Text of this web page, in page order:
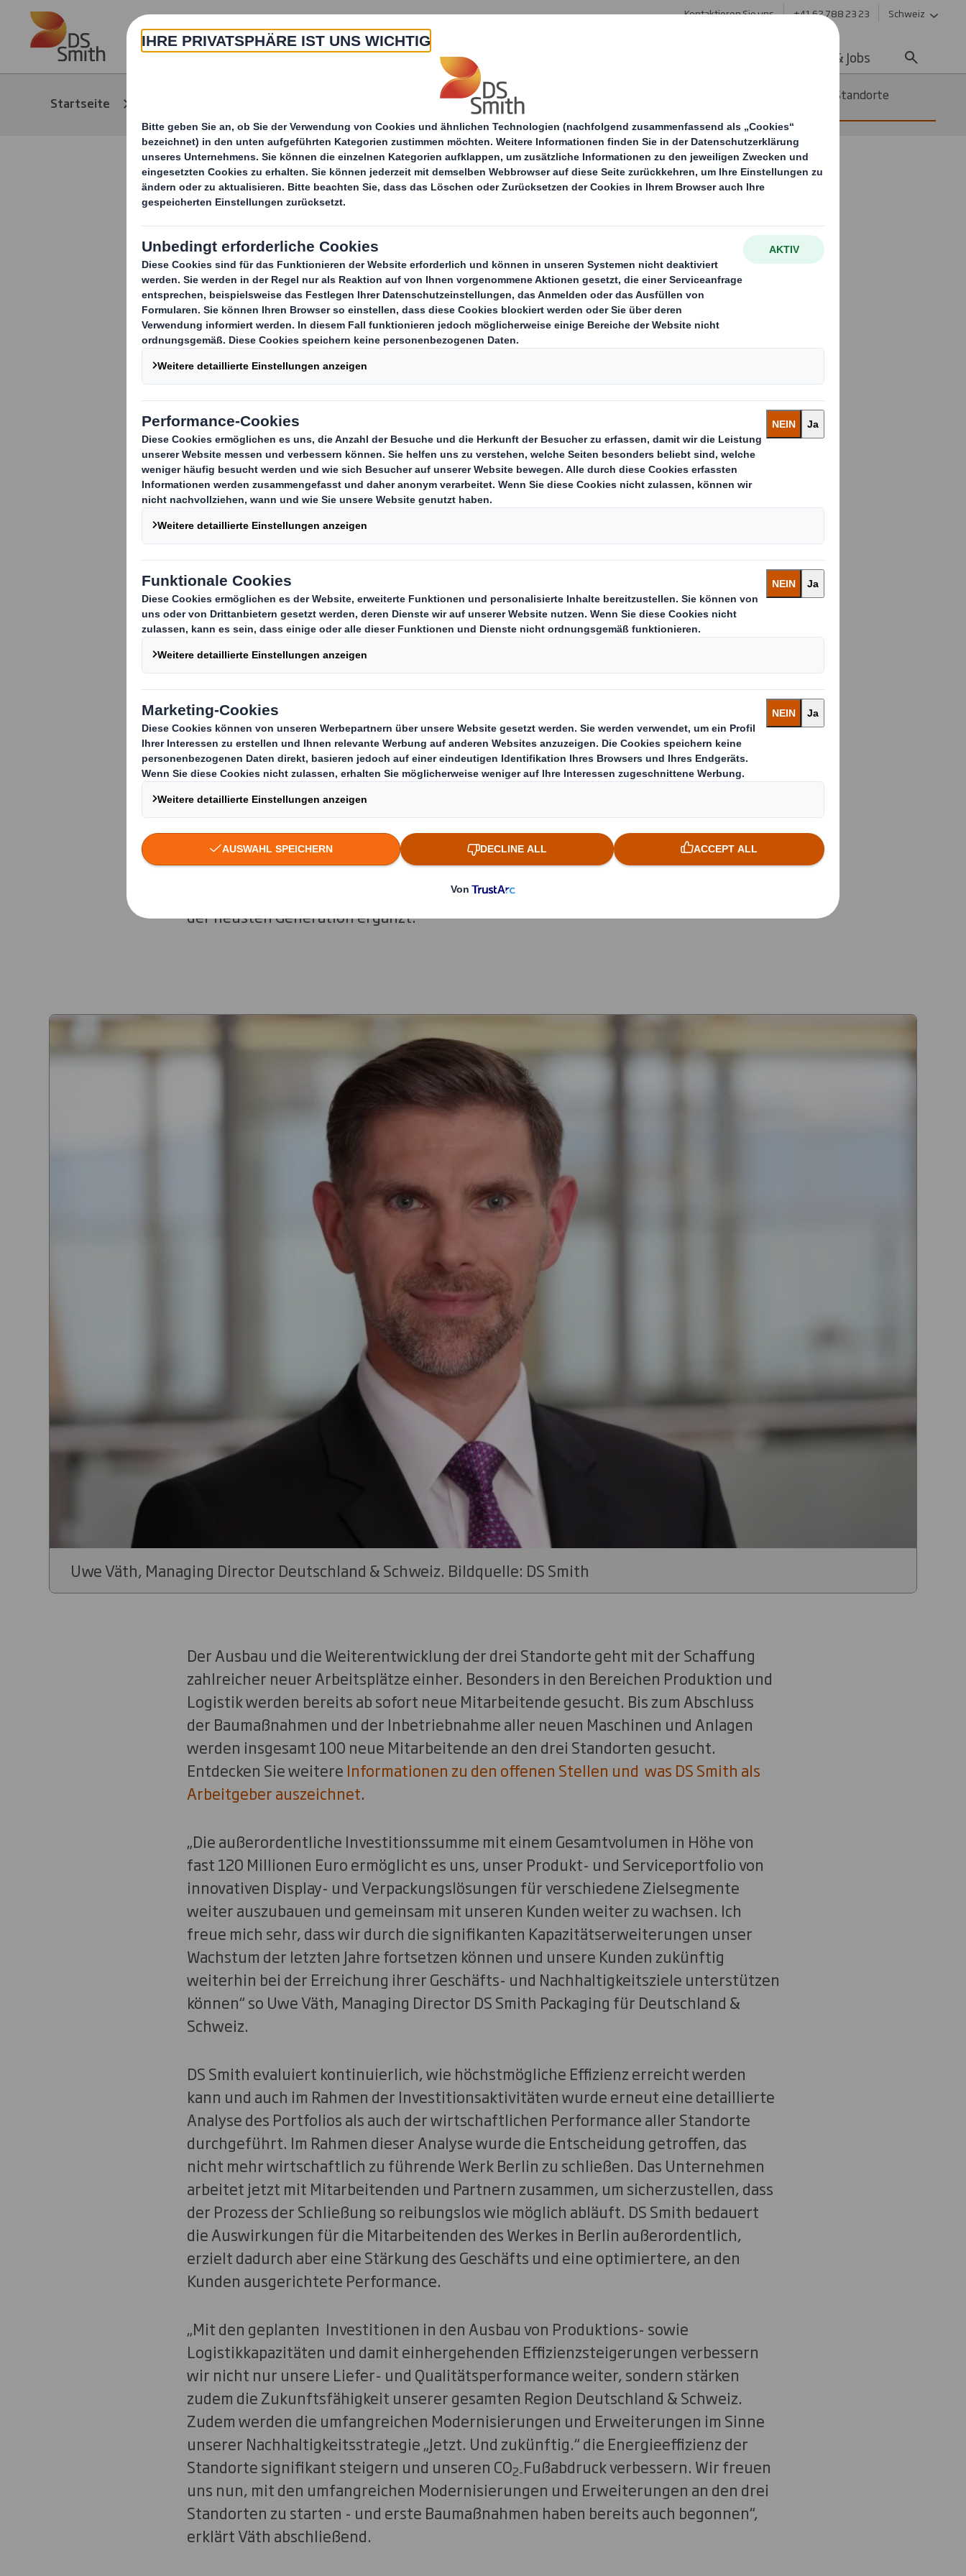
Skip to main content Kontaktieren Sie uns +41 62 788 23 23 Schweiz
Über Uns Produkte & Service Karriere & Jobs
Startseite
DS Smith kündigt großes Investitionspaket von 120 Millionen Euro für die Standorte
Nördlingen, Arenshausen und Arnstadt an
DS Smith kündigt großes
Investitionspaket von 120 Millionen Euro
für die Standorte Nördlingen,
Arenshausen und Arnstadt an
DS Smith, der führende Anbieter nachhaltiger, faserbasierter
Verpackungen, beschließt umfangreiche Investitionen in seine
drei Standorte Nördlingen in Bayern sowie Arenshausen und
Arnstadt in Thüringen. Insgesamt werden fast 120 Millionen
Euro in den Ausbau und die Modernisierung der drei Werke
fließen.
Um der steigenden Nachfrage nach nachhaltigen, kreislauffähigen
Verpackungslösungen gerecht zu werden, stehen Kapazitätserweiterungen im
Mittelpunkt der Investitionen. So wird beispielweise der Standort Nördlingen, in den
mit mehr als 75 Millionen Euro ein Großteil der Investitionssume fließt, unter
anderem um eine zusätzliche, hochmoderne Wellpappenanlage und ein vollständig
automatisiertes Hochregallager erweitert. Die Standorte Arenshausen und Arnstadt
werden mit Investitionssummen von 34 Millionen Euro beziehungsweise 9 Millionen
Euro ebenfalls erheblich modernisiert und um zahlreiche Verarbeitungsmaschinen
der neusten Generation ergänzt.
Uwe Väth, Managing Director Deutschland & Schweiz. Bildquelle: DS Smith
Der Ausbau und die Weiterentwicklung der drei Standorte geht mit der Schaffung
zahlreicher neuer Arbeitsplätze einher. Besonders in den Bereichen Produktion und
Logistik werden bereits ab sofort neue Mitarbeitende gesucht. Bis zum Abschluss
der Baumaßnahmen und der Inbetriebnahme aller neuen Maschinen und Anlagen
werden insgesamt 100 neue Mitarbeitende an den drei Standorten gesucht.
Entdecken Sie weitere Informationen zu den offenen Stellen und was DS Smith als
Arbeitgeber auszeichnet.
„Die außerordentliche Investitionssumme mit einem Gesamtvolumen in Höhe von
fast 120 Millionen Euro ermöglicht es uns, unser Produkt- und Serviceportfolio von
innovativen Display- und Verpackungslösungen für verschiedene Zielsegmente
weiter auszubauen und gemeinsam mit unseren Kunden weiter zu wachsen. Ich
freue mich sehr, dass wir durch die signifikanten Kapazitätserweiterungen unser
Wachstum der letzten Jahre fortsetzen können und unsere Kunden zukünftig
weiterhin bei der Erreichung ihrer Geschäfts- und Nachhaltigkeitsziele unterstützen
können“ so Uwe Väth, Managing Director DS Smith Packaging für Deutschland &
Schweiz.
DS Smith evaluiert kontinuierlich, wie höchstmögliche Effizienz erreicht werden
kann und auch im Rahmen der Investitionsaktivitäten wurde erneut eine detaillierte
Analyse des Portfolios als auch der wirtschaftlichen Performance aller Standorte
durchgeführt. Im Rahmen dieser Analyse wurde die Entscheidung getroffen, das
nicht mehr wirtschaftlich zu führende Werk Berlin zu schließen. Das Unternehmen
arbeitet jetzt mit Mitarbeitenden und Partnern zusammen, um sicherzustellen, dass
der Prozess der Schließung so reibungslos wie möglich abläuft. DS Smith bedauert
die Auswirkungen für die Mitarbeitenden des Werkes in Berlin außerordentlich,
erzielt dadurch aber eine Stärkung des Geschäfts und eine optimiertere, an den
Kunden ausgerichtete Performance.
„Mit den geplanten Investitionen in den Ausbau von Produktions- sowie
Logistikkapazitäten und damit einhergehenden Effizienzsteigerungen verbessern
wir nicht nur unsere Liefer- und Qualitätsperformance weiter, sondern stärken
zudem die Zukunftsfähigkeit unserer gesamten Region Deutschland & Schweiz.
Zudem werden die umfangreichen Modernisierungen und Erweiterungen im Sinne
unserer Nachhaltigkeitsstrategie „Jetzt. Und zukünftig.“ die Energieeffizienz der
Standorte signifikant steigern und unseren CO2-Fußabdruck verbessern. Wir freuen
uns nun, mit den umfangreichen Modernisierungen und Erweiterungen an den drei
Standorten zu starten - und erste Baumaßnahmen haben bereits auch begonnen“,
erklärt Väth abschließend.